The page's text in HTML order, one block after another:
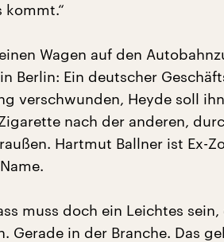
kommt.“
Wagen auf den
Berlin: Ein deutscher
verschwunden, Heyde soll
nach der anderen,
Hartmut Ballner ist Ex-
muss doch ein Leichtes
Gerade in der Branche. Das